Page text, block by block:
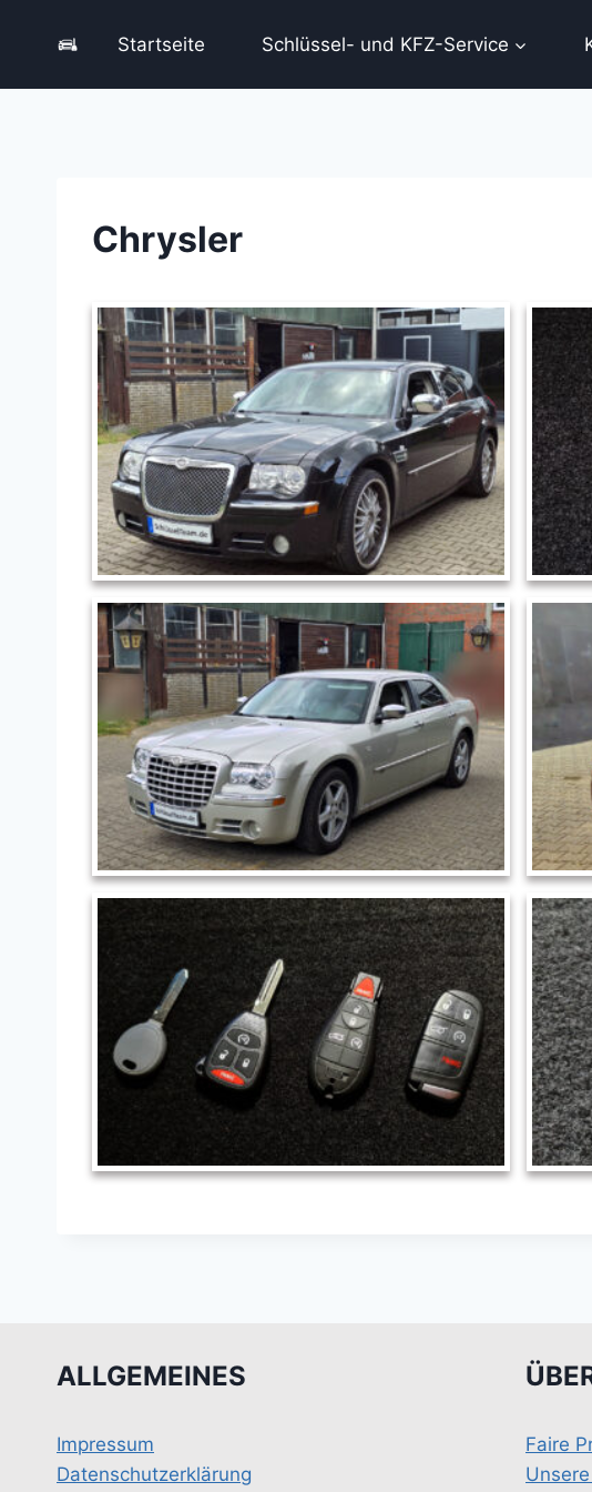
Startseite Schlüssel- und KFZ-Service
Chrysler
ALLGEMEINES
Impressum
Datenschutzerklärung
Faire